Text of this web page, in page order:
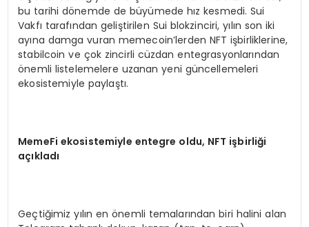
bu tarihi dönemde de büyümede hız kesmedi. Sui
Vakfı tarafından geliştirilen Sui blokzinciri, yılın son iki
ayına damga vuran memecoin’lerden NFT işbirliklerine,
stabilcoin ve çok zincirli cüzdan entegrasyonlarından
önemli listelemelere uzanan yeni güncellemeleri
ekosistemiyle paylaştı.
MemeFi ekosistemiyle entegre oldu, NFT işbirliği
açıkladı
Geçtiğimiz yılın en önemli temalarından biri halini alan